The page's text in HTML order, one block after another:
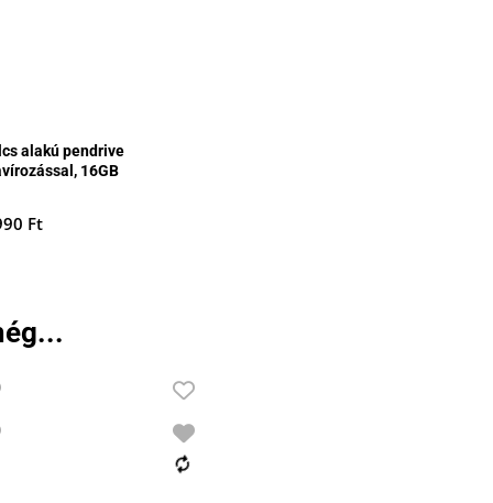
alakú pendrive
16GB
Ft